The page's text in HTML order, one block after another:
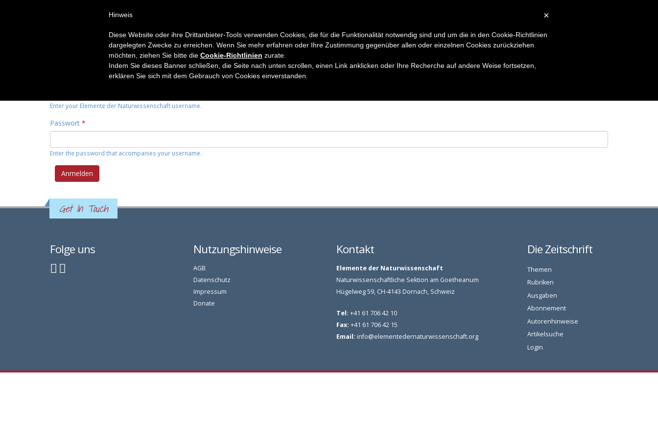
Primary tabs
(activeNeues Passwort anfordern
Enter your Elemente der Naturwissenschaft username.
Passwort *
Enter the password that accompanies your username.
Get In Touch
Folge uns Nutzungshinweise
AGB
Datenschutz
Impressum
Donate
Kontakt
Elemente der Naturwissenschaft
Naturwissenschaftliche Sektion am Goetheanum
Hügelweg 59, CH-4143 Dornach, Schweiz
Tel: +41 61 706 42 10
Fax: +41 61 706 42 15
Email: info@elementedernaturwissenschaft.org
Die Zeitschrift
Themen
Rubriken
Ausgaben
Abonnement
Autorenhinweise
Artikelsuche
Login
×
Hinweis
Diese Website oder ihre Drittanbieter-Tools verwenden Cookies, die für die Funktionalität notwendig sind und um die in den Cookie-Richtlinien
dargelegten Zwecke zu erreichen. Wenn Sie mehr erfahren oder Ihre Zustimmung gegenüber allen oder einzelnen Cookies zurückziehen
möchten, ziehen Sie bitte die Cookie-Richtlinien zurate.
Indem Sie dieses Banner schließen, die Seite nach unten scrollen, einen Link anklicken oder Ihre Recherche auf andere Weise fortsetzen,
erklären Sie sich mit dem Gebrauch von Cookies einverstanden.